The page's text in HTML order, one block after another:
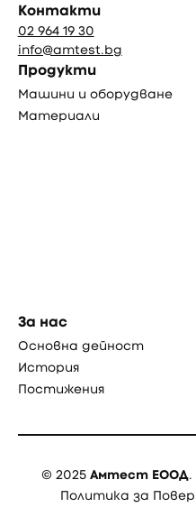
Контакти
02 964 19 30
info@amtest.bg
Продукти
Машини и оборудване
Материали
За нас
Основна дейност
История
Постижения
© 2025 Амтест ЕООД
Политика за